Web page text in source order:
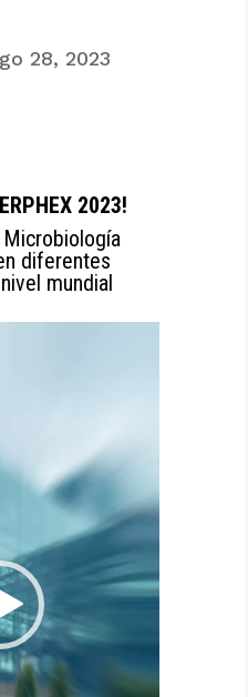
28, 2023
2023!
diferentes
mundial